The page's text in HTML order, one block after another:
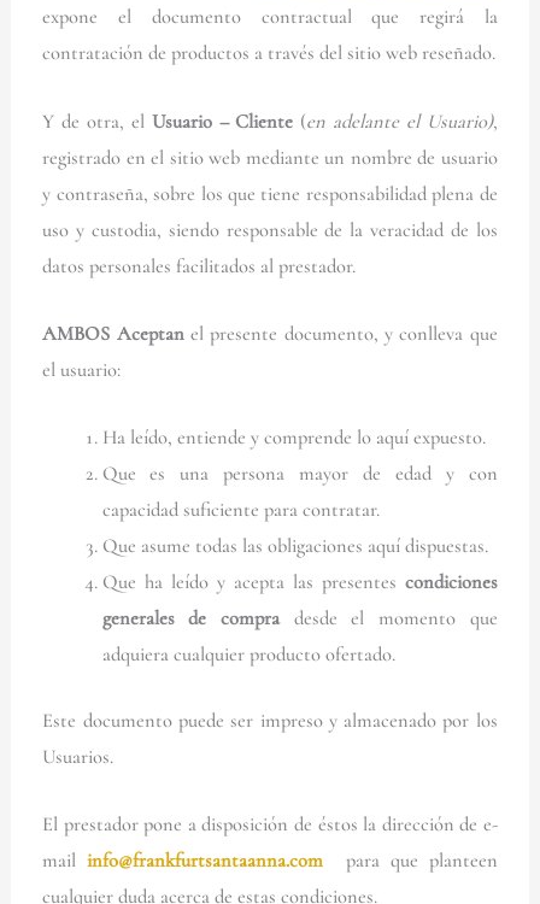
expone el documento contractual que regirá la
contratación de productos a través del sitio web reseñado.
Y de otra, el Usuario – Cliente (en adelante el Usuario),
registrado en el sitio web mediante un nombre de usuario
y contraseña, sobre los que tiene responsabilidad plena de
uso y custodia, siendo responsable de la veracidad de los
datos personales facilitados al prestador.
AMBOS Aceptanel presente documento, y conlleva que
el usuario:
Ha leído, entiende y comprende lo aquí expuesto.
Que es una persona mayor de edad y con
capacidad suficiente para contratar.
Que asume todas las obligaciones aquí dispuestas.
Que ha leído y acepta las presentes condiciones
generales de compradesde el momento que
adquiera cualquier producto ofertado.
Este documento puede ser impreso y almacenado por los
Usuarios.
El prestador pone a disposición de éstos la dirección de e-
mailinfo@frankfurtsantaanna.com para que planteen
cualquier duda acerca de estas condiciones.